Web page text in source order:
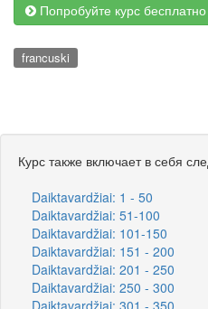
Попробуйте курс бесплатно
francuski
Курс также включает в себя
Daiktavardžiai: 1 - 50
Daiktavardžiai: 51-100
Daiktavardžiai: 101-150
Daiktavardžiai: 151 - 200
Daiktavardžiai: 201 - 250
Daiktavardžiai: 250 - 300
Daiktavardžiai: 301 - 350